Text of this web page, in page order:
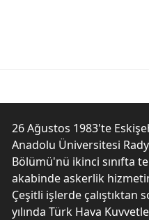
26 Ağustos 1983'te
Anadolu Üniversitesi
Bölümü'nü ikinci sınıfta
akabinde askerlik
Çeşitli işlerde çalıştıktan
yılında Türk Hava